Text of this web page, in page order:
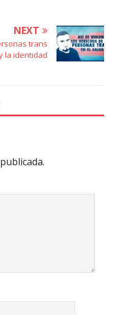
NEXT
trans
la identidad